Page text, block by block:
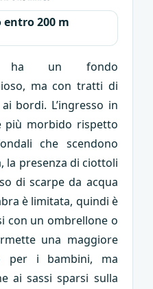
200 m
ha un fondo
ma con tratti di
bordi. L’ingresso in
più morbido rispetto
che scendono
la presenza di ciottoli
di scarpe da acqua
è limitata, quindi è
con un ombrellone o
una maggiore
per i bambini, ma
ai sassi sparsi sulla